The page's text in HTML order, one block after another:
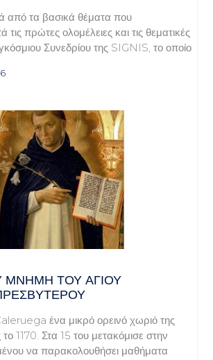
από τα βασικά θέματα που
τις πρώτες ολομέλειες και τις θεματικές
Συνεδρίου της SIGNIS, το οποίο
ΜΝΗΜΗ ΤΟΥ ΑΓΙΟΥ
ένα μικρό ορεινό χωριό της
1170. Στα 15 του μετακόμισε στην
να παρακολουθήσει μαθήματα